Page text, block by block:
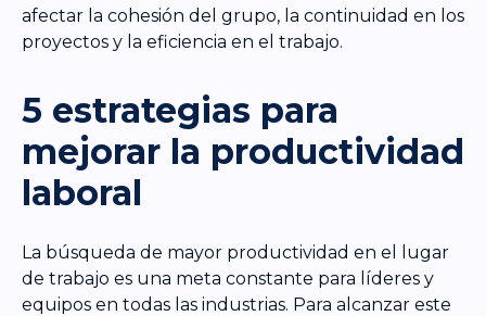
afectar la cohesión del grupo, la continuidad en los
proyectos y la eficiencia en el trabajo.
5 estrategias para
mejorar la productividad
laboral
La búsqueda de mayor productividad en el lugar
de trabajo es una meta constante para líderes y
equipos en todas las industrias. Para alcanzar este